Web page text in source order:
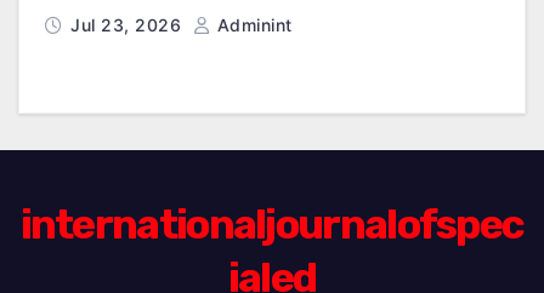
Jul 23, 2026 Adminint
internationaljournalofspec
ialed